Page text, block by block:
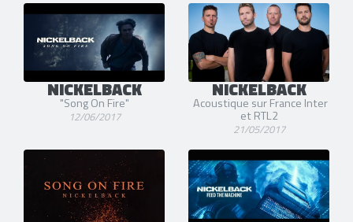
NICKELBACK
"Song On Fire"
12/06/2017
NICKELBACK
Acoustique sur France Inter
et RTL2
21/05/2017